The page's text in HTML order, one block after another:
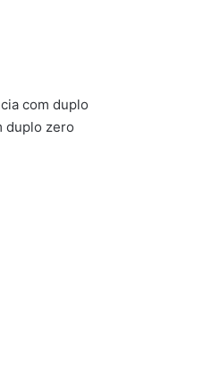
com duplo
duplo zero